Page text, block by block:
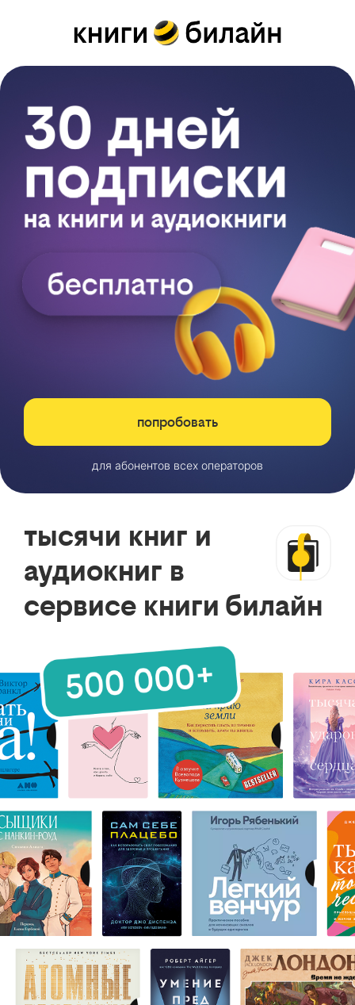
попробовать
для абонентов всех операторов
тысячи книг и
аудиокниг в
сервисе книги билайн